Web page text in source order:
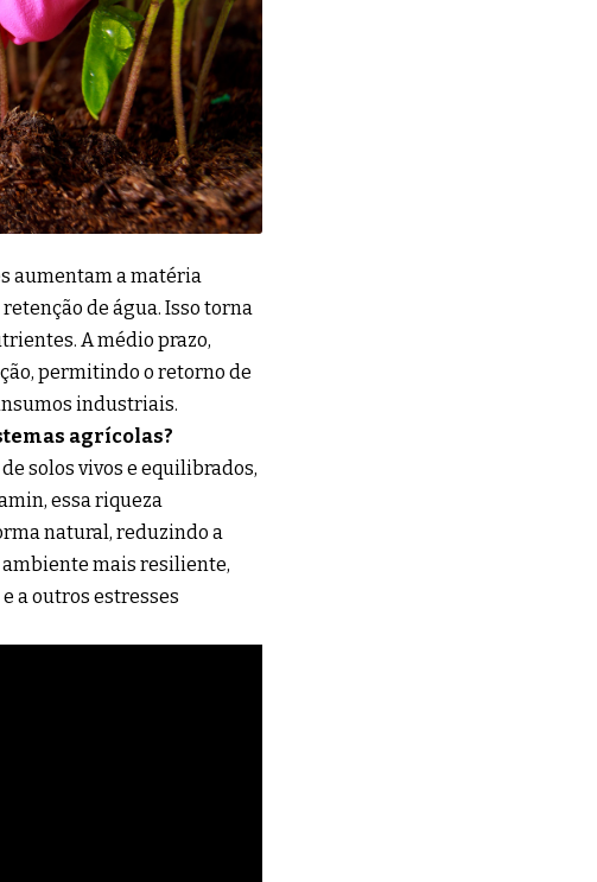
aumentam a matéria
de água. Isso torna
A médio prazo,
permitindo o retorno de
industriais.
agrícolas?
solos vivos e equilibrados,
essa riqueza
natural, reduzindo a
mais resiliente,
a outros estresses